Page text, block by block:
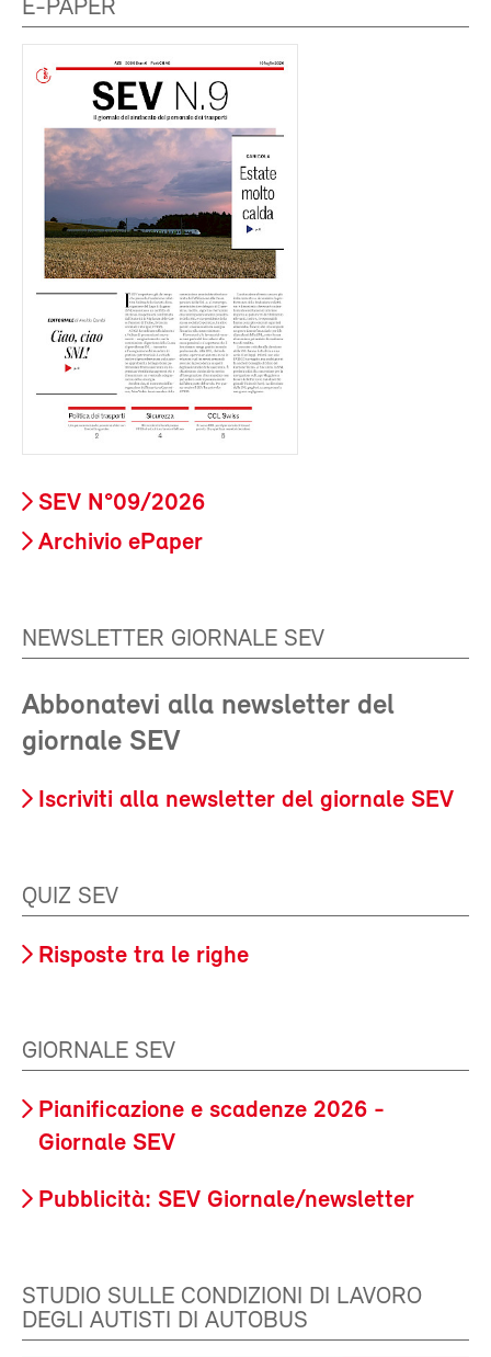
E-PAPER
SEV N°09/2026
Archivio ePaper
NEWSLETTER GIORNALE SEV
Abbonatevi alla newsletter del
giornale SEV
Iscriviti alla newsletter del giornale SEV
QUIZ SEV
Risposte tra le righe
GIORNALE SEV
Pianificazione e scadenze 2026 -
Giornale SEV
Pubblicità: SEV Giornale/newsletter
STUDIO SULLE CONDIZIONI DI LAVORO
DEGLI AUTISTI DI AUTOBUS